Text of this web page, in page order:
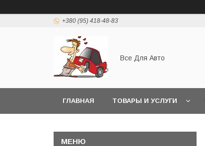
+380 (95) 418-48-83
Все Для Авто
ГЛАВНАЯ ТОВАРЫ И УСЛУГИ